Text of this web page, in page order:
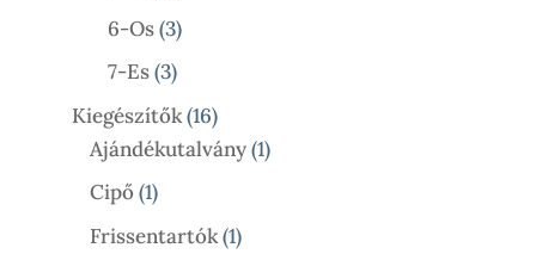
Termék
6-Os 33
Termék
7-Es 33
Termék
Kiegészítők 1616
Termék
Ajándékutalvány 11
Cipő 11
Termék
Frissentartók 11